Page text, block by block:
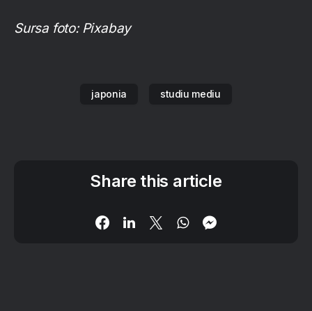
Sursa foto: Pixabay
japonia studiu mediu
Share this article